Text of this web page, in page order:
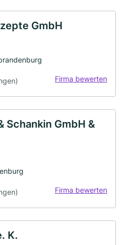
GmbH
Firma bewerten
Schankin GmbH &
Firma bewerten
K.